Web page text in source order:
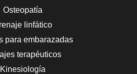
Osteopatía
linfático
para embarazadas
terapéuticos
Kinesiología